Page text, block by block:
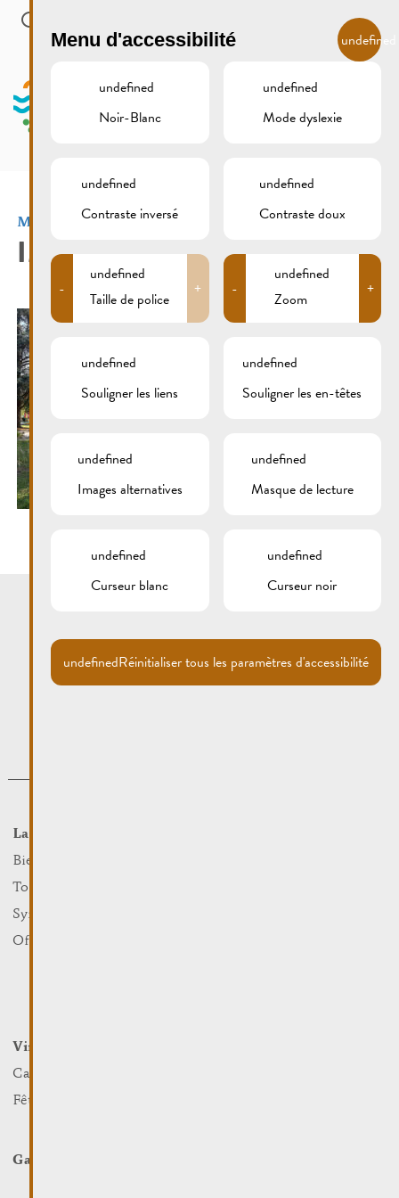
Skip to main content
MENU
Mini-Golf & Mini-Cars
IMG_2800
La Ville
Bienvenue
Tourist Info
Syndicat d’Initiative
Office Régional du Tourisme
Vin et Terroir
Caves et Viticulteurs
Fêtes viticoles
Galerie
Menu d'accessibilité undefined
undefined
Noir-Blanc
undefined
Mode dyslexie
undefined
Contraste inversé
undefined
Contraste doux
-
undefined
Taille de police
+ -
undefined
Zoom
+
undefined
Souligner les liens
undefined
Souligner les en-têtes
undefined
Images alternatives
undefined
Masque de lecture
undefined
Curseur blanc
undefined
Curseur noir
undefinedRéinitialiser tous les paramètres d'accessibilité